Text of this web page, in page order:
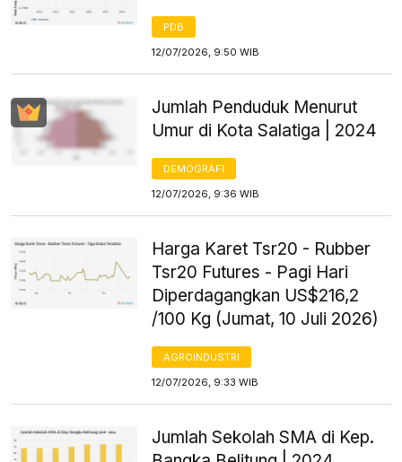
PDB
12/07/2026, 9:50 WIB
Jumlah Penduduk Menurut
Umur di Kota Salatiga | 2024
DEMOGRAFI
12/07/2026, 9:36 WIB
Harga Karet Tsr20 - Rubber
Tsr20 Futures - Pagi Hari
Diperdagangkan US$216,2
/100 Kg (Jumat, 10 Juli 2026)
AGROINDUSTRI
12/07/2026, 9:33 WIB
Jumlah Sekolah SMA di Kep.